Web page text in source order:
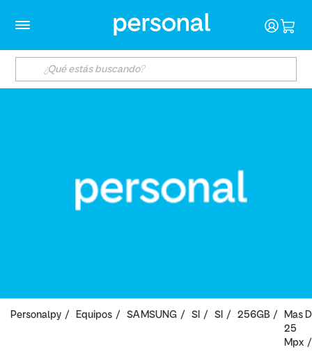
Personalpy Equipos SAMSUNG SI SI 256GB
Mas
25
Mpx